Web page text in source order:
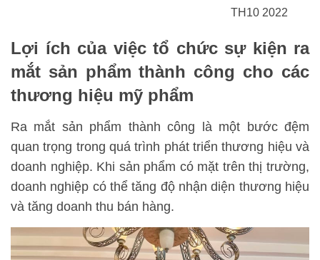
TH10 2022
Lợi ích của việc tổ chức sự kiện ra
mắt sản phẩm thành công cho các
thương hiệu mỹ phẩm
Ra mắt sản phẩm thành công là một bước đệm
quan trọng trong quá trình phát triển thương hiệu và
doanh nghiệp. Khi sản phẩm có mặt trên thị trường,
doanh nghiệp có thể tăng độ nhận diện thương hiệu
và tăng doanh thu bán hàng.